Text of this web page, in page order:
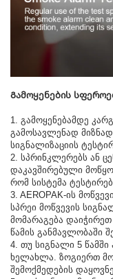
Გამოყენების
1. გამოყენებამდე
გამოსავლენად
სიგნალიზაციის
2. სპრინკლერებს ან
დაკავშირებული
რომ სისტემა
3. AEROPAK-ის
სპრეი მოწვევის
მომარაგება
წამის განმავლობაში
4. თუ სიგნალი 5
ხელახლა. ზოგიერთ
შემოქმედების